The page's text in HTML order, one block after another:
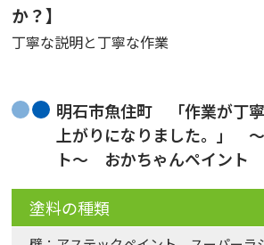
か？】
丁寧な説明と丁寧な作業
明石市魚住町 「作業が丁
上がりになりました。」
ト〜 おかちゃんペイント
塗料の種類